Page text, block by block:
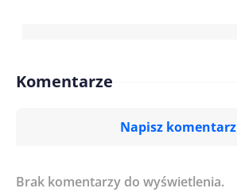
Komentarze
Napisz komentarz
Imię/ Nick*
Brak komentarzy do wyświetlenia.